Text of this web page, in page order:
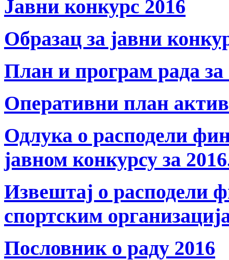
Јавни конкурс 2016
Образац за јавни
План и програм рада за
Оперативни план
Одлука о расподели
јавном конкурсу за
Извештај о расподели
спортским
Пословник о раду 2016